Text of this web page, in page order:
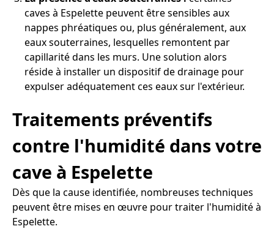
caves à Espelette peuvent être sensibles aux
nappes phréatiques ou, plus généralement, aux
eaux souterraines, lesquelles remontent par
capillarité dans les murs. Une solution alors
réside à installer un dispositif de drainage pour
expulser adéquatement ces eaux sur l'extérieur.
Traitements préventifs
contre l'humidité dans votre
cave à Espelette
Dès que la cause identifiée, nombreuses techniques
peuvent être mises en œuvre pour traiter l'humidité à
Espelette.